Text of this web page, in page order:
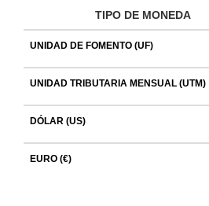
TIPO DE MONEDA
UNIDAD DE FOMENTO (UF)
UNIDAD TRIBUTARIA MENSUAL (UTM)
DÓLAR (US)
EURO (€)